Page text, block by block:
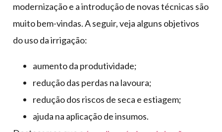
modernização e a introdução de novas técnicas são
muito bem-vindas. A seguir, veja alguns objetivos
do uso da irrigação:
aumento da produtividade;
redução das perdas na lavoura;
redução dos riscos de seca e estiagem;
ajuda na aplicação de insumos.